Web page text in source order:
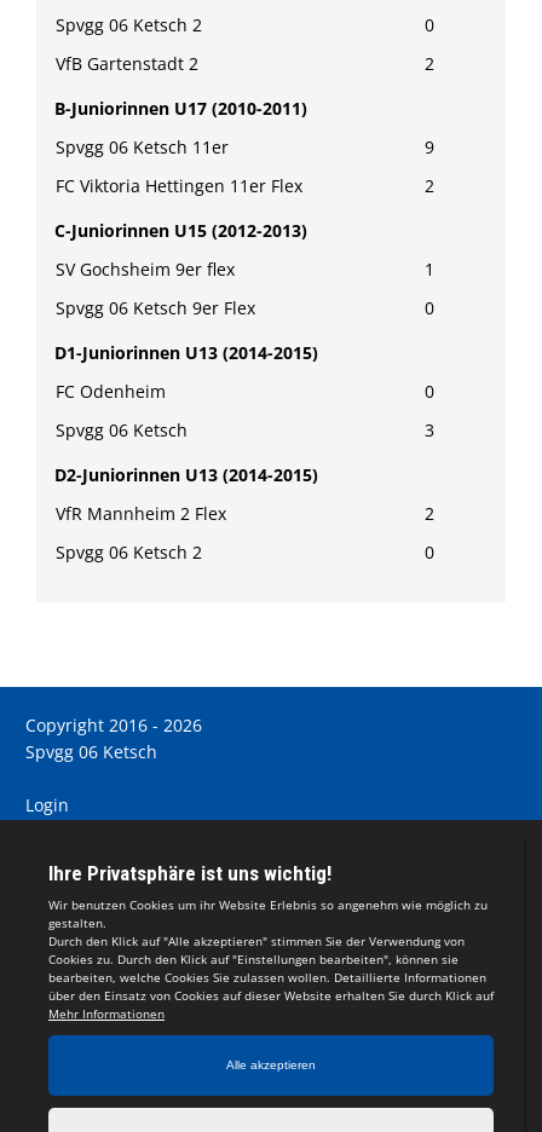
Spvgg 06 Ketsch 2
0
VfB Gartenstadt 2
2
B-Juniorinnen U17 (2010-2011)
Spvgg 06 Ketsch 11er
9
FC Viktoria Hettingen 11er Flex
2
C-Juniorinnen U15 (2012-2013)
SV Gochsheim 9er flex
1
Spvgg 06 Ketsch 9er Flex
0
D1-Juniorinnen U13 (2014-2015)
FC Odenheim
0
Spvgg 06 Ketsch
3
D2-Juniorinnen U13 (2014-2015)
VfR Mannheim 2 Flex
2
Spvgg 06 Ketsch 2
0
Copyright 2016 - 2026
Spvgg 06 Ketsch
Login
Impressum
Teamsports 2
Dein Sportverein online